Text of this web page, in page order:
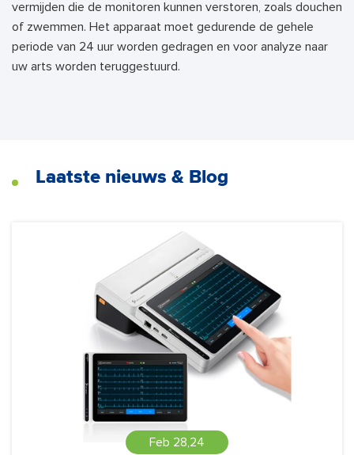
vermijden die de monitoren kunnen verstoren, zoals douchen
of zwemmen. Het apparaat moet gedurende de gehele
periode van 24 uur worden gedragen en voor analyze naar
uw arts worden teruggestuurd.
Laatste nieuws & Blog
Feb 28,24